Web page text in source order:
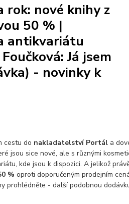
rok: nové knihy z
50 % |
antikvariátu
Já jsem
- novinky k
cestu do nakladatelství Portál a
jsou sice nové, ale s různými
kde jsou k dispozici. A jelikož
% oproti doporučeným prodejním
prohlédněte - další podobnou